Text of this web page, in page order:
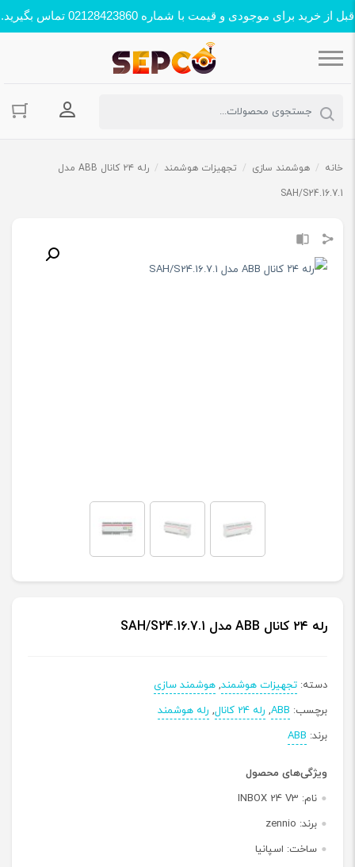
قبل از خرید برای موجودی و قیمت با شماره 02128423860 تماس بگیرید.
ورود به
خانه / هوشمند سازی / تجهیزات هوشمند /
رله ۲۴ کانال ABB مدل
SAH/S24.16.7.1
رله ۲۴ کانال ABB مدل SAH/S24.16.7.1
دسته: تجهیزات هوشمند, هوشمند سازی
برچسب: ABB
, رله 24 کانال , رله هوشمند
برند: ABB
ویژگی‌های محصول
نام: INBOX 24 V3
برند: zennio
ساخت: اسپانیا